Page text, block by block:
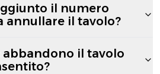
il numero
annullare il tavolo?
abbandono il tavolo